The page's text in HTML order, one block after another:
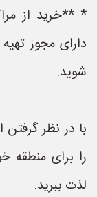
* **خرید از
دارای مجوز
شوید.
با در نظر
را برای منطقه
لذت ببرید.